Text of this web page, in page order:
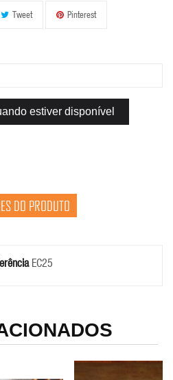
Tweet Pinterest
estiver disponível
DO PRODUTO
EC25